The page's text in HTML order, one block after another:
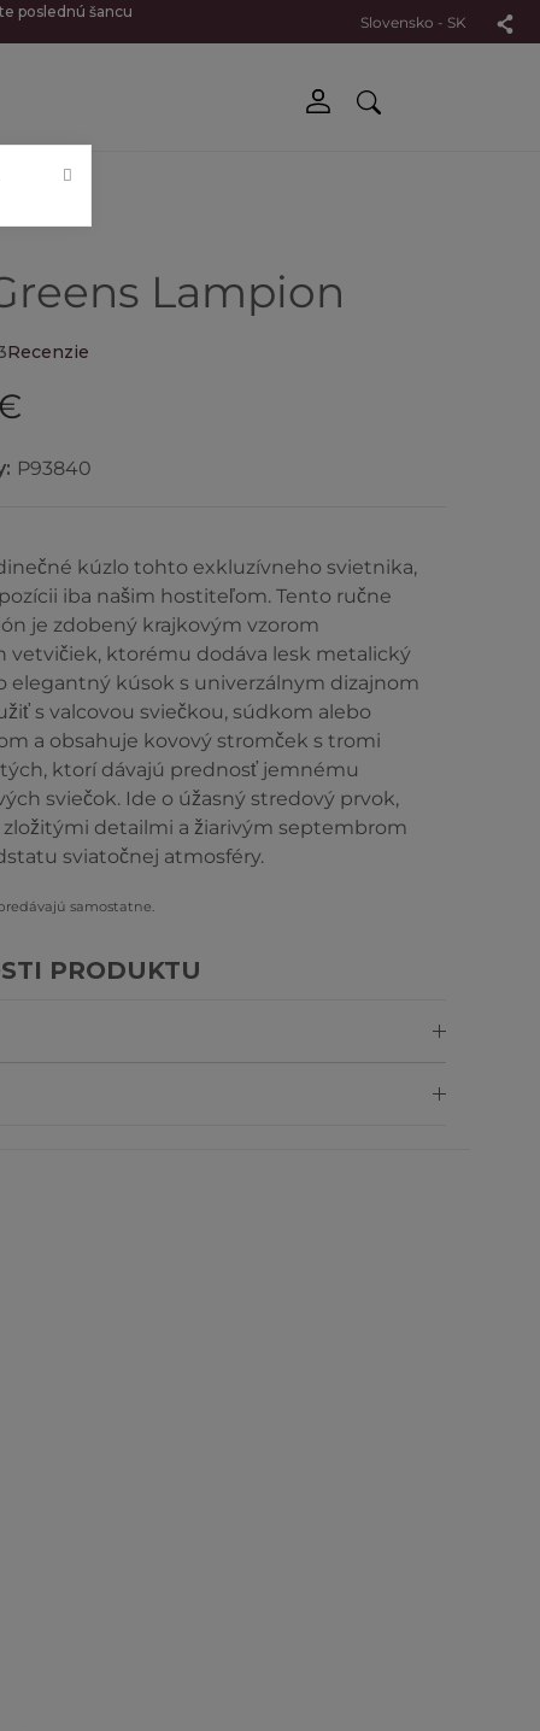
poslednú šancu
Slovensko - SK
Lampion
Recenzie
P93840
kúzlo tohto exkluzívneho svietnika,
iba našim hostiteľom. Tento ručne
je zdobený krajkovým vzorom
vetvičiek, ktorému dodáva lesk metalický
elegantný kúsok s univerzálnym dizajnom
s valcovou sviečkou, súdkom alebo
a obsahuje kovový stromček s tromi
ktorí dávajú prednosť jemnému
sviečok. Ide o úžasný stredový prvok,
detailmi a žiarivým septembrom
sviatočnej atmosféry.
samostatne.
PRODUKTU